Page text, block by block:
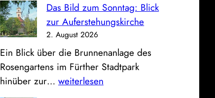
h
r
e
u
g
s
t
S
p
Das Bild zum Sonntag: Blick
zur Auferstehungskirche
2. August 2026
Ein Blick über die Brunnenanlage des
Rosengartens im Fürther Stadtpark
hinüber zur… D
weiterlesen